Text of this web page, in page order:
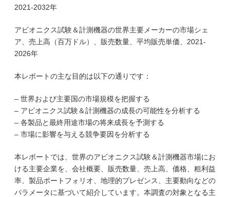
2021-2032年
アビオニクス試験＆計測機器の世界主要メーカーの市場シェ
ア、売上高（百万ドル）、販売数量、平均販売単価、2021-
2026年
本レポートの主な目的は以下の通りです：
– 世界および主要国の市場規模を把握する
– アビオニクス試験＆計測機器の成長の可能性を分析する
– 各製品と最終用途市場の将来成長を予測する
– 市場に影響を与える競争要因を分析する
本レポートでは、世界のアビオニクス試験＆計測機器市場にお
ける主要企業を、会社概要、販売数量、売上高、価格、粗利益
率、製品ポートフォリオ、地理的プレゼンス、主要動向などの
パラメータに基づいて紹介しています。本調査の対象となる主